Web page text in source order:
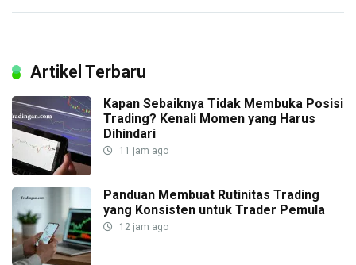
Artikel Terbaru
Kapan Sebaiknya Tidak Membuka Posisi
Trading? Kenali Momen yang Harus
Dihindari
11 jam ago
Panduan Membuat Rutinitas Trading
yang Konsisten untuk Trader Pemula
12 jam ago